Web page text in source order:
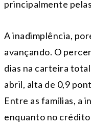
principalmente
A inadimplência,
avançando. O
dias na carteira
abril, alta de 0,9
Entre as famílias, a
enquanto no